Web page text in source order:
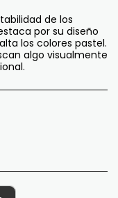
de los
por su diseño
los colores pastel.
algo visualmente